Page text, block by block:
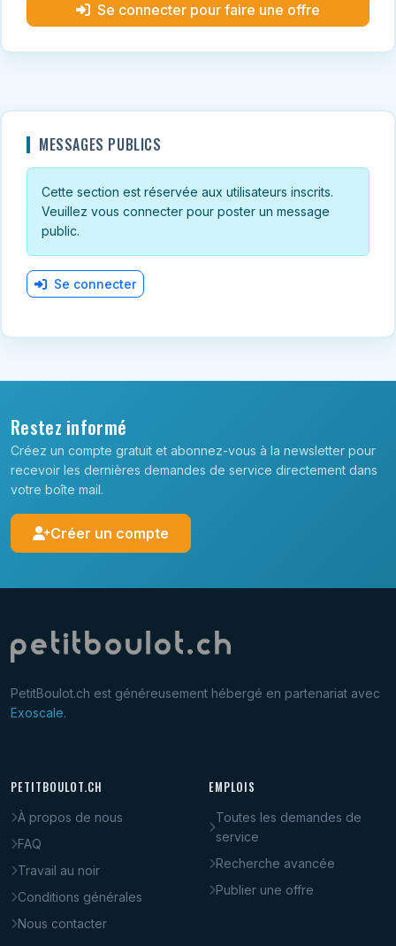
Se connecter pour faire une offre
MESSAGES PUBLICS
Cette section est réservée aux utilisateurs inscrits.
Veuillez vous connecter pour poster un message
public.
Se connecter
Restez informé
Créez un compte gratuit et abonnez-vous à la newsletter pour
recevoir les dernières demandes de service directement dans
votre boîte mail.
Créer un compte
PetitBoulot.ch est généreusement hébergé en partenariat avec
Exoscale.
PETITBOULOT.CH
À propos de nous
FAQ
Travail au noir
Conditions générales
Nous contacter
EMPLOIS
Toutes les demandes de
service
Recherche avancée
Publier une offre